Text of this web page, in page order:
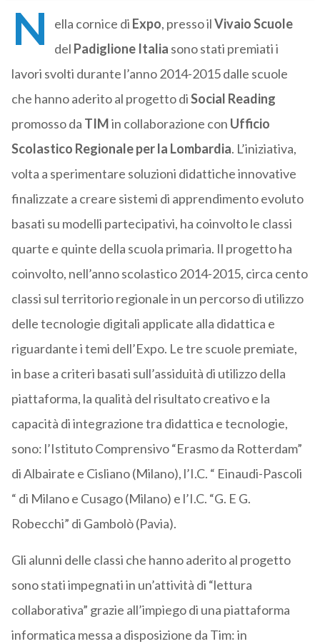
N ella cornice di Expo, presso ilVivaio Scuole
del Padiglione Italia sono stati premiati i
lavori svolti durante l’anno 2014-2015 dalle scuole
che hanno aderito al progetto diSocial Reading
promosso da TIMin collaborazione con Ufficio
Scolastico Regionale per la Lombardia. L’iniziativa,
volta a sperimentare soluzioni didattiche innovative
finalizzate a creare sistemi di apprendimento evoluto
basati su modelli partecipativi, ha coinvolto le classi
quarte e quinte della scuola primaria. Il progetto ha
coinvolto, nell’anno scolastico 2014-2015, circa cento
classi sul territorio regionale in un percorso di utilizzo
delle tecnologie digitali applicate alla didattica e
riguardante i temi dell’Expo. Le tre scuole premiate,
in base a criteri basati sull’assiduità di utilizzo della
piattaforma, la qualità del risultato creativo e la
capacità di integrazione tra didattica e tecnologie,
sono: l’Istituto Comprensivo “Erasmo da Rotterdam”
di Albairate e Cisliano (Milano), l’I.C. “ Einaudi-Pascoli
“ di Milano e Cusago (Milano) e l’I.C. “G. E G.
Robecchi” di Gambolò (Pavia).
Gli alunni delle classi che hanno aderito al progetto
sono stati impegnati in un’attività di “lettura
collaborativa” grazie all’impiego di una piattaforma
informatica messa a disposizione da Tim: in